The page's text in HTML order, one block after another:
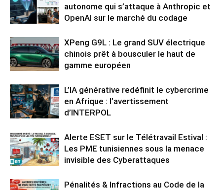
autonome qui s’attaque à Anthropic et
OpenAI sur le marché du codage
XPeng G9L : Le grand SUV électrique
chinois prêt à bousculer le haut de
gamme européen
L’IA générative redéfinit le cybercrime
en Afrique : l’avertissement
d’INTERPOL
Alerte ESET sur le Télétravail Estival :
Les PME tunisiennes sous la menace
invisible des Cyberattaques
Pénalités & Infractions au Code de la